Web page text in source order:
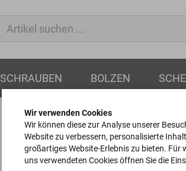
SCHRAUBEN BOLZEN
Wir verwenden Cookies
Wir können diese zur Analyse unserer
Website zu verbessern, personalisierte
großartiges Website-Erlebnis zu bieten. Für
uns verwendeten Cookies öffnen Sie die